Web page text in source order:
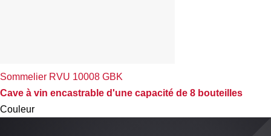
Sommelier RVU 10008 GBK
Cave à vin encastrable d'une capacité de 8 bouteilles
Couleur